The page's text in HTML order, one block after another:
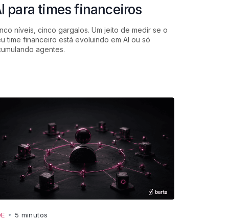
para times financeiros
níveis, cinco gargalos. Um jeito de medir se o
time financeiro está evoluindo em AI ou só
agentes.
• 5 minutos